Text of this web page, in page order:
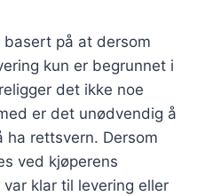
på at dersom
kun er begrunnet i
det ikke noe
er det unødvendig å
ha rettsvern. Dersom
ved kjøperens
klar til levering eller